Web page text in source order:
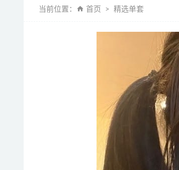
当前位置： 首页 精选单套